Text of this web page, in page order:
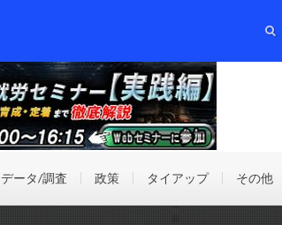
データ/調査 政策 タイアップ その他